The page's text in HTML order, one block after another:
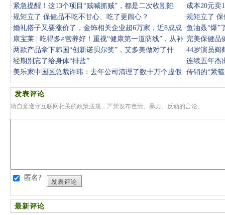
悠，千万别上
我们将广
· 紧急提醒！这13个项目“贼喊抓贼”，都是二次收割陷
阱，千万
· 成本20元卖
家还说“过
·规矩立了 保健品不吃不甘心、吃了更闹心？ ·规矩立了
·婚礼搭子又要涨价了，金饰相关企业超6万家，近8成成
立5年以上
·鱼油叒“爆”
· 康宝莱 | 吃得多≠营养好！重视“健康第一道防线”，从补
充蛋
· 完美保健品
开始
· 两款产品拿下韩国“创新诺贝尔奖”，艾多美做对了什
么？
·44岁演员阎
了!
·经期别忘了给身体“排盐” ·连续五年杰
对了什么
· 美乐家中国区总裁许玮：去年公司清理了数十万个虚假
会员
·传销的“紧
法》施行
发表评论
请自觉遵守互联网相关的政策法规，严禁发布色情、暴力、反动的言论。
匿名?
发表评论
最新评论